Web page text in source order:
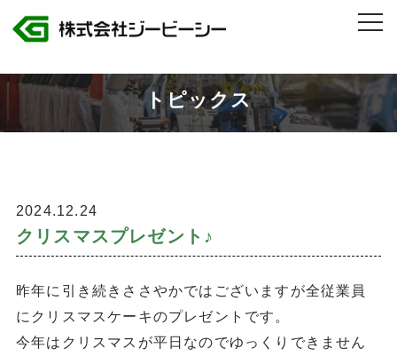
株式会社ジービーシー 岐阜県・愛知県のトヨタグループ製造人材派遣
>クリスマスプレゼント♪
トピックス
2024.12.24
クリスマスプレゼント♪
昨年に引き続きささやかではございますが全従業員
にクリスマスケーキのプレゼントです。
今年はクリスマスが平日なのでゆっくりできません